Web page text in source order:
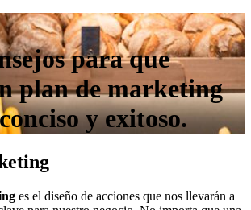
para que
plan de marketing
y exitoso.
es el diseño de acciones que nos llevarán a